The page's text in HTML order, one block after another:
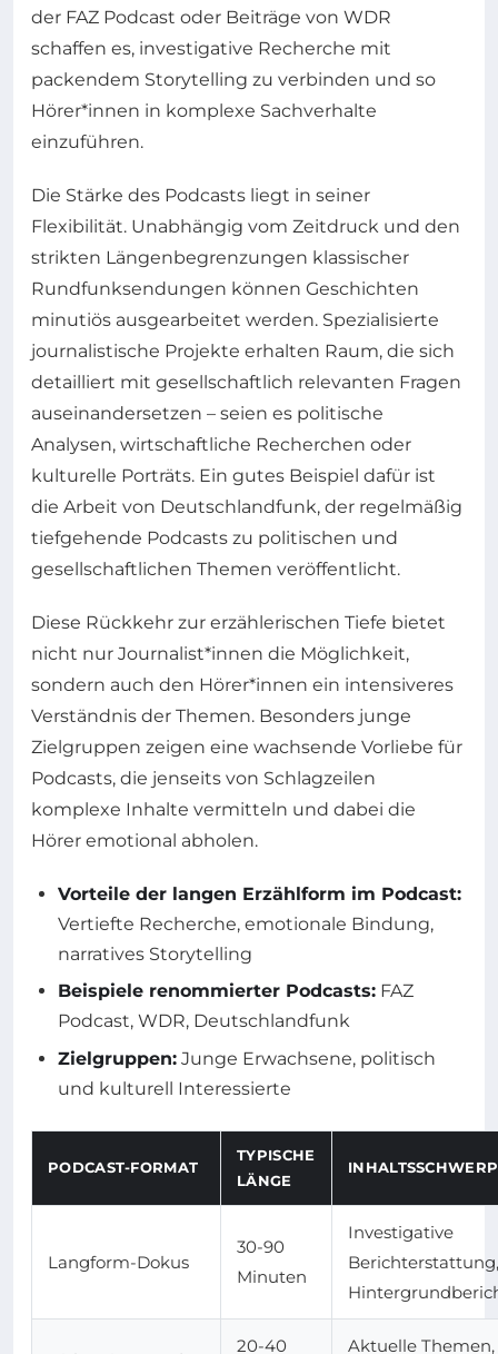
der FAZ Podcast oder Beiträge von WDR
schaffen es, investigative Recherche mit
packendem Storytelling zu verbinden und so
Hörer*innen in komplexe Sachverhalte
einzuführen.
Die Stärke des Podcasts liegt in seiner
Flexibilität. Unabhängig vom Zeitdruck und den
strikten Längenbegrenzungen klassischer
Rundfunksendungen können Geschichten
minutiös ausgearbeitet werden. Spezialisierte
journalistische Projekte erhalten Raum, die sich
detailliert mit gesellschaftlich relevanten Fragen
auseinandersetzen – seien es politische
Analysen, wirtschaftliche Recherchen oder
kulturelle Porträts. Ein gutes Beispiel dafür ist
die Arbeit von Deutschlandfunk, der regelmäßig
tiefgehende Podcasts zu politischen und
gesellschaftlichen Themen veröffentlicht.
Diese Rückkehr zur erzählerischen Tiefe bietet
nicht nur Journalist*innen die Möglichkeit,
sondern auch den Hörer*innen ein intensiveres
Verständnis der Themen. Besonders junge
Zielgruppen zeigen eine wachsende Vorliebe für
Podcasts, die jenseits von Schlagzeilen
komplexe Inhalte vermitteln und dabei die
Hörer emotional abholen.
Vorteile der langen Erzählform im Podcast:
Vertiefte Recherche, emotionale Bindung,
narratives Storytelling
Beispiele renommierter Podcasts: FAZ
Podcast, WDR, Deutschlandfunk
Zielgruppen: Junge Erwachsene, politisch
und kulturell Interessierte
PODCAST-FORMAT
TYPISCHE
LÄNGE
Langform-Dokus
30-90
Minuten
Investigative
Berichterstattung,
20-40 Aktuelle Themen,